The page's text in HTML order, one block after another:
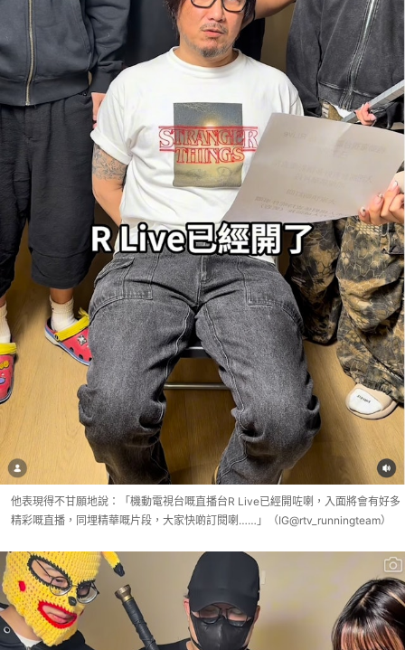
他表現得不甘願地說：「機動電視台嘅直播台R Live已經開咗喇，入面將會有好多
精彩嘅直播，同埋精華嘅片段，大家快啲訂閱喇……」（IG@rtv_runningteam）